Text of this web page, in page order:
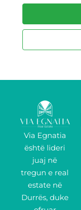
Via Egnatia
është lideri
juaj në
tregun e real
estate në
Durrës, duke